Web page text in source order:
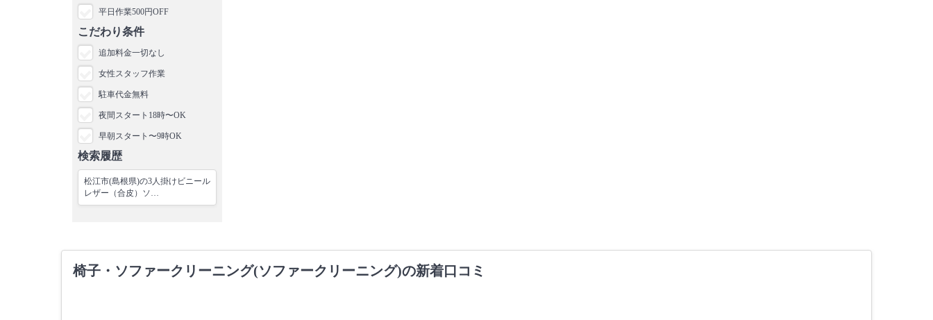
平日作業500円OFF
こだわり条件
追加料金一切なし
女性スタッフ作業
駐車代金無料
夜間スタート18時〜OK
早朝スタート〜9時OK
検索履歴
松江市(島根県)の3人掛けビニール
レザー（合皮）ソ…
椅子・ソファークリーニング(ソファークリーニング)の新着口コミ